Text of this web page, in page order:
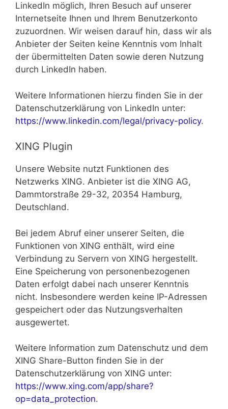
LinkedIn möglich, Ihren Besuch auf unserer
Internetseite Ihnen und Ihrem Benutzerkonto
zuzuordnen. Wir weisen darauf hin, dass wir als
Anbieter der Seiten keine Kenntnis vom Inhalt
der übermittelten Daten sowie deren Nutzung
durch LinkedIn haben.
Weitere Informationen hierzu finden Sie in der
Datenschutzerklärung von LinkedIn unter:
https://www.linkedin.com/legal/privacy-policy.
XING Plugin
Unsere Website nutzt Funktionen des
Netzwerks XING. Anbieter ist die XING AG,
Dammtorstraße 29-32, 20354 Hamburg,
Deutschland.
Bei jedem Abruf einer unserer Seiten, die
Funktionen von XING enthält, wird eine
Verbindung zu Servern von XING hergestellt.
Eine Speicherung von personenbezogenen
Daten erfolgt dabei nach unserer Kenntnis
nicht. Insbesondere werden keine IP-Adressen
gespeichert oder das Nutzungsverhalten
ausgewertet.
Weitere Information zum Datenschutz und dem
XING Share-Button finden Sie in der
Datenschutzerklärung von XING unter:
https://www.xing.com/app/share?
op=data_protection.